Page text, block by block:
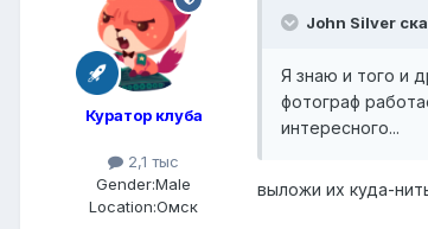
Куратор клуба
2,1 тыс
Gender:Male
Location:Омск
John Silver
Я знаю и того и
фотограф
интересного...
выложи их куда-